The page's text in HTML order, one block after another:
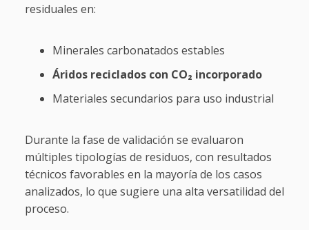
residuales en:
Minerales carbonatados estables
Áridos reciclados con CO₂ incorporado
Materiales secundarios para uso industrial
Durante la fase de validación se evaluaron
múltiples tipologías de residuos, con resultados
técnicos favorables en la mayoría de los casos
analizados, lo que sugiere una alta versatilidad del
proceso.